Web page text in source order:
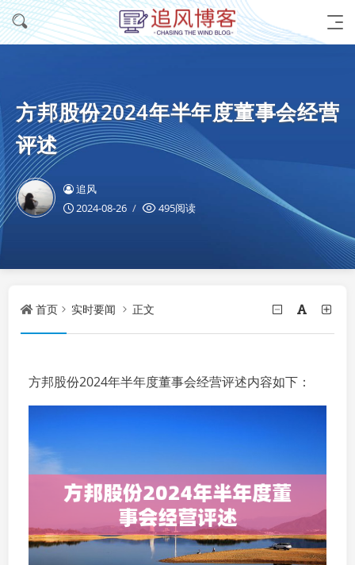
方邦股份2024年半年度董事会经营
评述
追风
2024-08-26
495阅读
首页 实时要闻 正文
方邦股份2024年半年度董事会经营评述内容如下：